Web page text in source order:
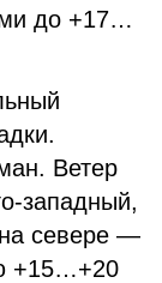
до +17…
Ветер
западный,
севере —
+15…+20